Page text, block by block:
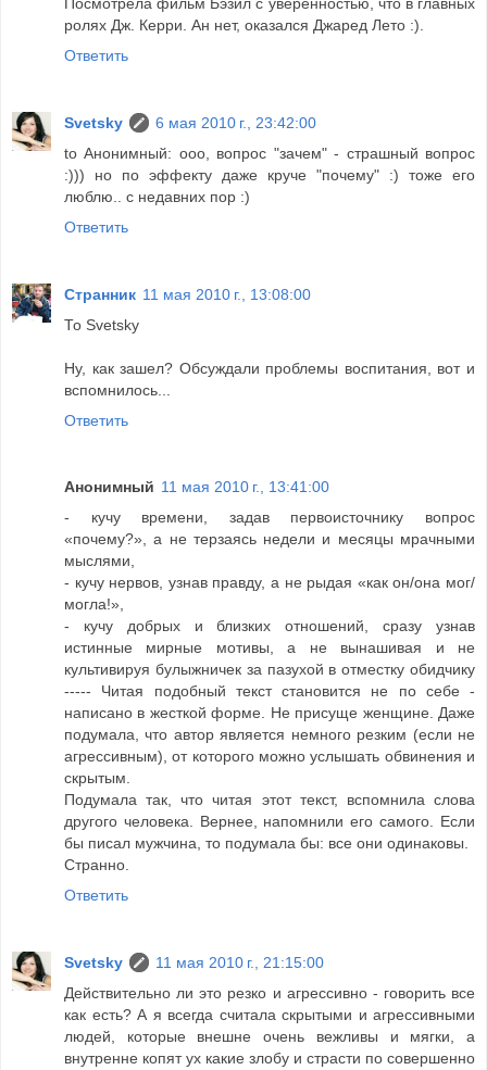
ролях Дж. Керри. Ан нет, оказался Джаред Лето :).
Ответить
Svetsky
6 мая 2010 г., 23:42:00
to Анонимный: ооо, вопрос "зачем" - страшный вопрос
:))) но по эффекту даже круче "почему" :) тоже его
люблю.. с недавних пор :)
Ответить
Странник 11 мая 2010 г., 13:08:00
То Svetsky
Ну, как зашел? Обсуждали проблемы воспитания, вот и
вспомнилось...
Ответить
Анонимный 11 мая 2010 г., 13:41:00
- кучу времени, задав первоисточнику вопрос
«почему?», а не терзаясь недели и месяцы мрачными
мыслями,
- кучу нервов, узнав правду, а не рыдая «как он/она мог/
могла!»,
- кучу добрых и близких отношений, сразу узнав
истинные мирные мотивы, а не вынашивая и не
культивируя булыжничек за пазухой в отместку обидчику
----- Читая подобный текст становится не по себе -
написано в жесткой форме. Не присуще женщине. Даже
подумала, что автор является немного резким (если не
агрессивным), от которого можно услышать обвинения и
скрытым.
Подумала так, что читая этот текст, вспомнила слова
другого человека. Вернее, напомнили его самого. Если
бы писал мужчина, то подумала бы: все они одинаковы.
Странно.
Ответить
Svetsky
11 мая 2010 г., 21:15:00
Действительно ли это резко и агрессивно - говорить все
как есть? А я всегда считала скрытыми и агрессивными
людей, которые внешне очень вежливы и мягки, а
внутренне копят ух какие злобу и страсти по совершенно